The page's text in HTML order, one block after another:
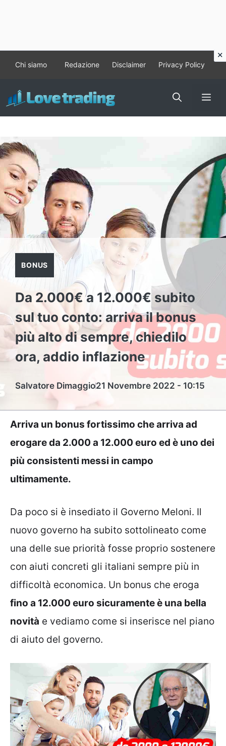
contenuto
Chi siamo Redazione Disclaimer Privacy Policy
BONUS
Da 2.000€ a 12.000€ subito
sul tuo conto: arriva il bonus
più alto di sempre, chiedilo
ora, addio inflazione
Salvatore Dimaggio21 Novembre 2022 - 10:15
Arriva un bonus fortissimo che arriva ad
erogare da 2.000 a 12.000 euro ed è uno dei
più consistenti messi in campo
ultimamente.
Da poco si è insediato il Governo Meloni. Il
nuovo governo ha subito sottolineato come
una delle sue priorità fosse proprio sostenere
con aiuti concreti gli italiani sempre più in
difficoltà economica. Un bonus che eroga
fino a 12.000 euro sicuramente è una bella
novità e vediamo come si inserisce nel piano
di aiuto del governo.